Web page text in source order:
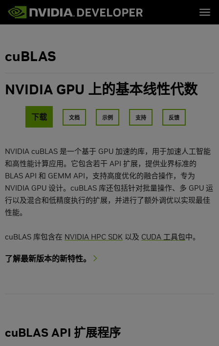
论坛
论坛 (英文)
培训
立即加入
工具与生态
论坛
cuBLAS
NVIDIA GPU 上的基本线性代数
下载 文档 示例 支持 反馈
NVIDIA cuBLAS 是一个基于 GPU 加速的库，用于加速人工智能
和高性能计算应用。它包含若干 API 扩展，提供业界标准的
BLAS API 和 GEMM API，支持高度优化的融合操作，专为
NVIDIA GPU 设计。cuBLAS 库还包括针对批量操作、多 GPU 运
行以及混合和低精度执行的扩展，并进行了额外调优以实现最佳
性能。
cuBLAS 库包含在 NVIDIA HPC SDK 以及 CUDA 工具包中。
了解最新版本的新特性。
cuBLAS API 扩展程序